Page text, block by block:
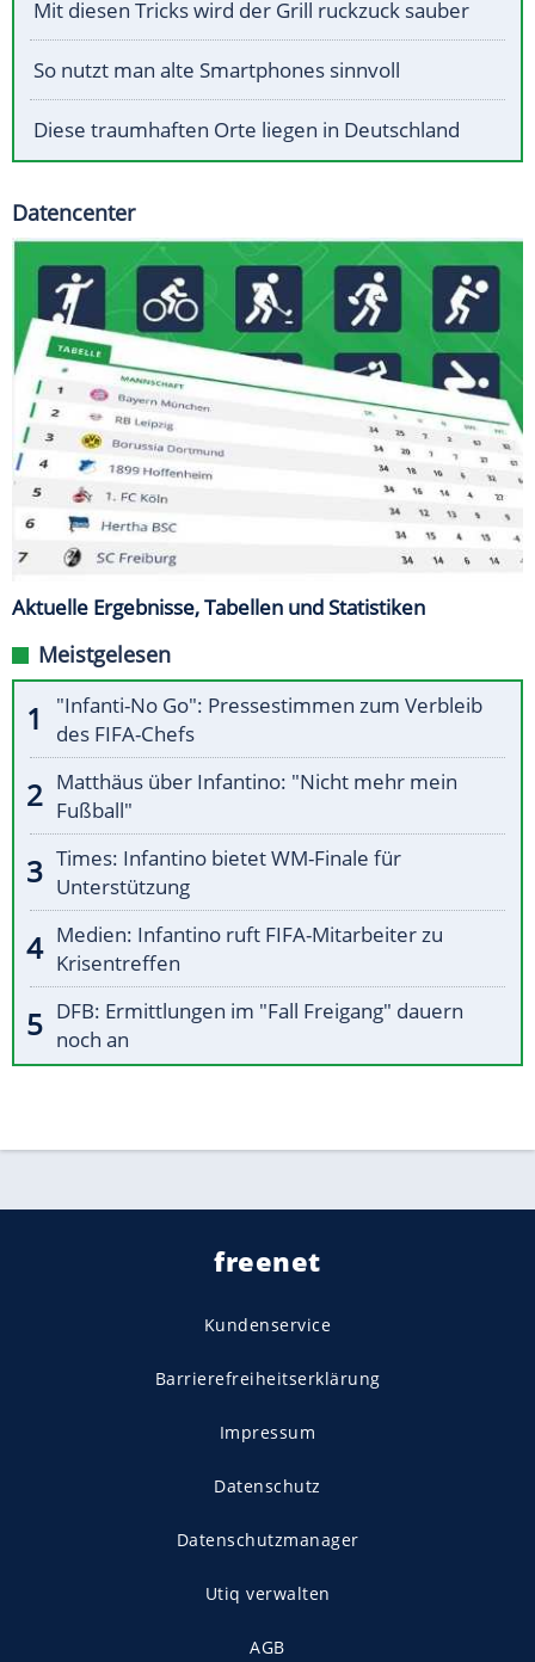
Mit diesen Tricks wird der Grill ruckzuck sauber
So nutzt man alte Smartphones sinnvoll
Diese traumhaften Orte liegen in Deutschland
Datencenter
Aktuelle Ergebnisse, Tabellen und Statistiken
Meistgelesen
"Infanti-No Go": Pressestimmen zum Verbleib
des FIFA-Chefs
Matthäus über Infantino: "Nicht mehr mein
Fußball"
Times: Infantino bietet WM-Finale für
Unterstützung
Medien: Infantino ruft FIFA-Mitarbeiter zu
Krisentreffen
DFB: Ermittlungen im "Fall Freigang" dauern
noch an
freenet
Kundenservice
Barrierefreiheitserklärung
Impressum
Datenschutz
Datenschutzmanager
Utiq verwalten
AGB